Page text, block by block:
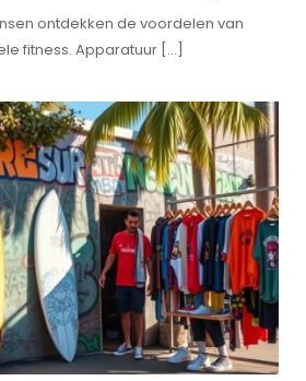
ontdekken de voordelen van
fitness. Apparatuur […]